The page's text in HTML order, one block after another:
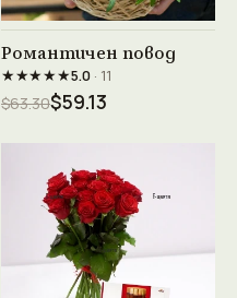
Виж продукта →
Романтичен повод
★★★★★5.0· 11
$63.30$59.13